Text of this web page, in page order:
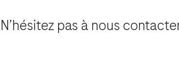
pas à nous